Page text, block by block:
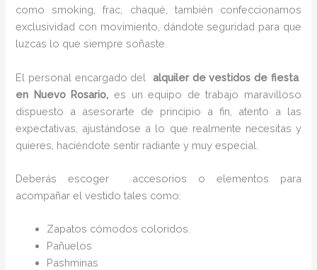
como smoking, frac, chaqué, también confeccionamos
exclusividad con movimiento, dándote seguridad para que
luzcas lo que siempre soñaste.
El personal encargado del alquiler de vestidos de fiesta
en Nuevo Rosario, es un equipo de trabajo maravilloso
dispuesto a asesorarte de principio a fin, atento a las
expectativas, ajustándose a lo que realmente necesitas y
quieres, haciéndote sentir radiante y muy especial.
Deberás escoger accesorios o elementos para
acompañar el vestido tales como:
Zapatos cómodos coloridos.
Pañuelos
Pashminas